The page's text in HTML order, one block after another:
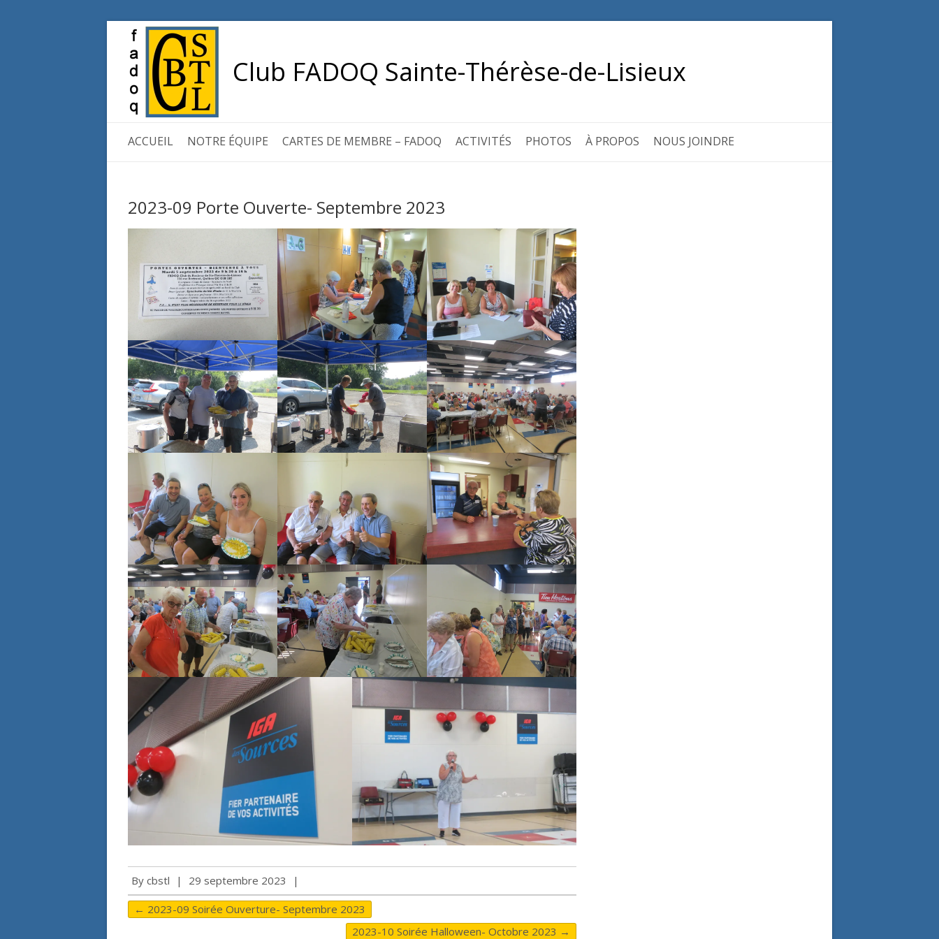
Club FADOQ Sainte-Thérèse-de-Lisieux
ACCUEIL NOTRE ÉQUIPE CARTES DE MEMBRE – FADOQ ACTIVITÉS PHOTOS À PROPOS NOUS JOINDRE
2023-09 Porte Ouverte- Septembre 2023
By cbstl | 29 septembre 2023 |
← 2023-09 Soirée Ouverture- Septembre 2023
2023-10 Soirée Halloween- Octobre 2023 →